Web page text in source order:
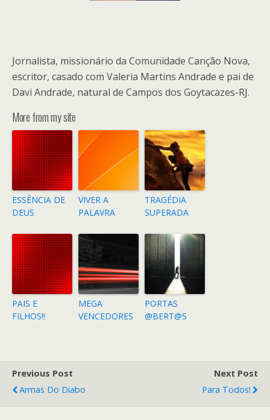
Jornalista, missionário da Comunidade Canção Nova,
escritor, casado com Valeria Martins Andrade e pai de
Davi Andrade, natural de Campos dos Goytacazes-RJ.
More from my site
ESSÊNCIA DE
DEUS
VIVER A
PALAVRA
TRAGÉDIA
SUPERADA
PAIS E
FILHOS!!
MEGA
VENCEDORES
PORTAS
@BERT@S
Previous Post
Armas Do Diabo
Next Post
Para Todos!